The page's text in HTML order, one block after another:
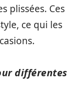
plissées. Ces
ce qui les
différentes